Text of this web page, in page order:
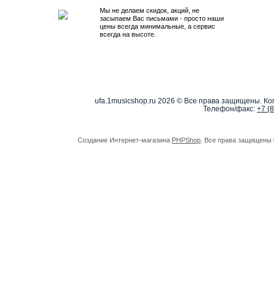
Мы не делаем скидок, акций, не
засыпаем Вас письмами - просто наши
цены всегда минимальные, а сервис
всегда на высоте.
ufa.1musicshop.ru 2026 © Все права защищены.
Телефон/факс: +7
Создание Интернет-магазина PHPShop . Все права защищены